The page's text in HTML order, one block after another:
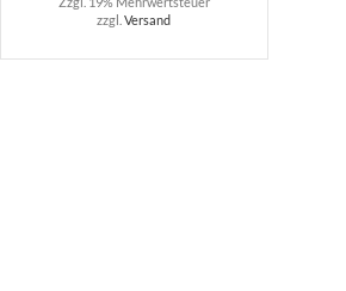
zzgl.Versand